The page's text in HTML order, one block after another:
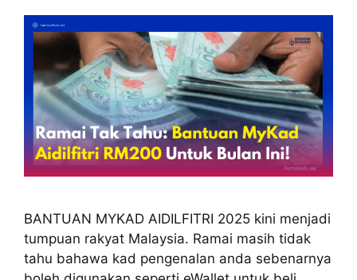
BANTUAN MYKAD AIDILFITRI 2025 kini menjadi
tumpuan rakyat Malaysia. Ramai masih tidak
tahu bahawa kad pengenalan anda sebenarnya